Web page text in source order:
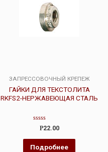
ЗАПРЕССОВОЧНЫЙ КРЕПЕЖ
ГАЙКИ ДЛЯ ТЕКСТОЛИТА
RKFS2-НЕРЖАВЕЮЩАЯ СТАЛЬ
Оценка
из
5
Р22.00
Подробнее